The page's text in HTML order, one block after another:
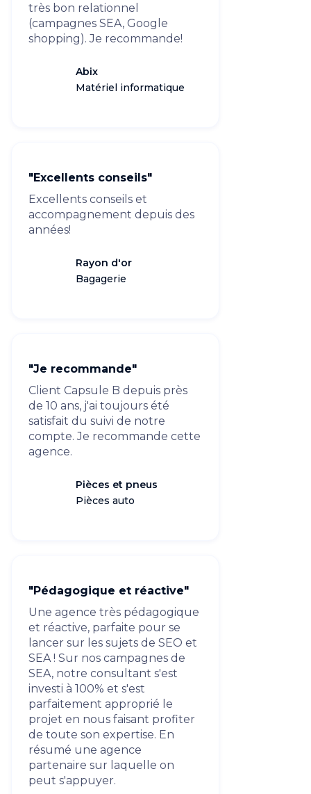
très bon relationnel
(campagnes SEA, Google
shopping). Je recommande!
Abix
Matériel informatique
"Excellents conseils"
Excellents conseils et
accompagnement depuis des
années!
Rayon d'or
Bagagerie
"Je recommande"
Client Capsule B depuis près
de 10 ans, j'ai toujours été
satisfait du suivi de notre
compte. Je recommande cette
agence.
Pièces et pneus
Pièces auto
"Pédagogique et réactive"
Une agence très pédagogique
et réactive, parfaite pour se
lancer sur les sujets de SEO et
SEA ! Sur nos campagnes de
SEA, notre consultant s'est
investi à 100% et s'est
parfaitement approprié le
projet en nous faisant profiter
de toute son expertise. En
résumé une agence
partenaire sur laquelle on
peut s'appuyer.